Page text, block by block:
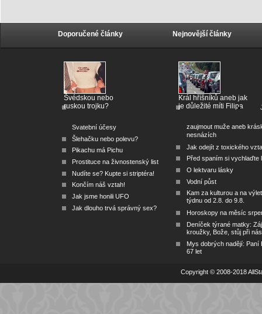
Doporučené články
Švédskou nebo
ruskou trojku?
Svatební účesy
Šlehačku nebo polevu?
Pikachu má Pichu
Prostituce na živnostenský list
Nudíte se? Kupte si striptéra!
Končím náš vztah!
Jak jsme honili UFO
Jak dlouho trvá správný sex?
Nejnovější články
Král hříšníků aneb jak
je důležité míti Filipa
zaujmout muže aneb
nesnázích
Jak odejít z toxického
Před spaním si vychlaďte
O lektvaru lásky
Vodní půst
Kam za kulturou a na
týdnu od 2.8. do 9.8.
Horoskopy na měsíc
Deníček týrané matky:
kroužky, Bože, stůj při nás
Mys dobrých nadějí: Paní
67 let
Copyright © 2008-2018